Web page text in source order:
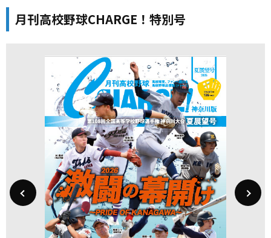
月刊高校野球CHARGE！特別号